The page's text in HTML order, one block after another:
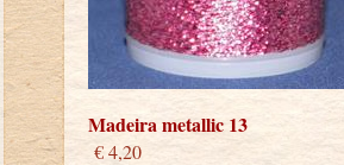
Madeira metallic 13
€ 4,20